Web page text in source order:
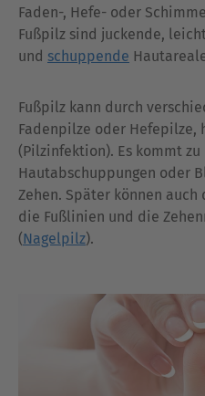
Faden-, Hefe- oder
Fußpilz sind juckende,
und schuppende
Fußpilz kann durch
Fadenpilze oder Hefepilze,
(Pilzinfektion). Es kommt zu
Hautabschuppungen oder
Zehen. Später können auch
die Fußlinien und die
(Nagelpilz).